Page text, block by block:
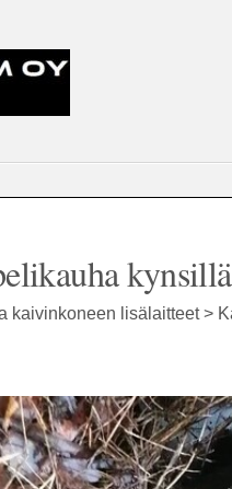
kaivinkoneen lisälaitteet >